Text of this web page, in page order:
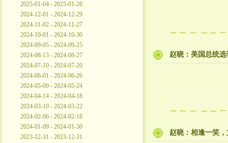
2025-01-04 - 2025-01-28
2024-12-01 - 2024-12-29
2024-11-02 - 2024-11-27
2024-10-01 - 2024-10-30
2024-09-05 - 2024-09-25
2024-08-13 - 2024-08-27
2024-07-10 - 2024-07-20
2024-06-01 - 2024-06-26
2024-05-09 - 2024-05-24
2024-04-14 - 2024-04-18
2024-03-10 - 2024-03-22
2024-02-06 - 2024-02-18
2024-01-09 - 2024-01-30
2023-12-31 - 2023-12-31
赵晓：美国总统
赵晓：相逢一笑